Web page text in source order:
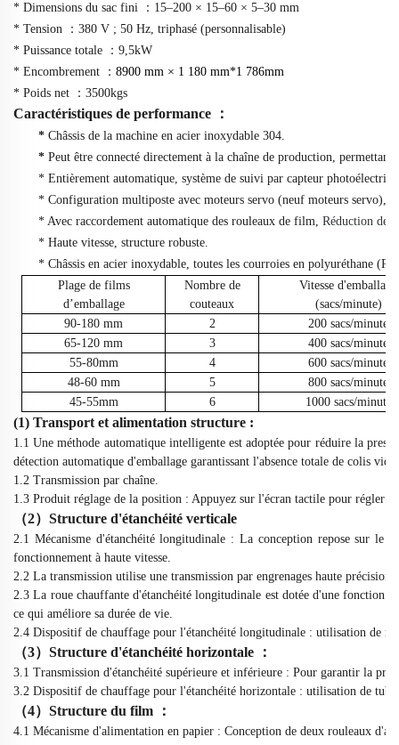
* Dimensions du sac fini
： 15–200 × 15–60 × 5–30 mm
* Tension
： 380 V ; 50 Hz, triphasé (personnalisable)
* Puissance totale
： 9,5kW
* Encombrement
： 8900 mm × 1 180 mm*1 786mm
* Poids net
： 3500kgs
Caractéristiques de performance ：
* Châssis de la machine en acier inoxydable 304.
* Peut être connecté directement à la chaîne de production,
* Entièrement automatique, système de suivi par capteur
* Configuration multiposte avec moteurs servo (neuf moteurs servo),
* Avec raccordement automatique des rouleaux de film, Réduction des
* Haute vitesse, structure robuste.
* Châssis en acier inoxydable, toutes les courroies en polyuréthane
Plage de films
d’emballage
Nombre de
couteaux
Vitesse d'emballage
(sacs/minute)
90-180 mm
2 200 sacs/minute
65-120 mm
3 400 sacs/minute
55-80mm
4 600 sacs/minute
48-60 mm
5 800 sacs/minute
45-55mm
6 1000 sacs/minute
(1) Transport et alimentation structure :
1.1Une méthode automatique intelligente est adoptée pour réduire la
détection automatique d'emballage garantissant l'absence totale de colis
1.2 Transmission par chaîne.
1.3 Produit réglage de la position : Appuyez sur l'écran tactile pour régler
（2） Structure d'étanchéité verticale
2.1 Mécanisme d'étanchéité longitudinale : La conception repose sur le
fonctionnement à haute vitesse.
2.2 La transmission utilise une transmission par engrenages haute précision
2.3 La roue chauffante d'étanchéité longitudinale est dotée d'une fonction
ce qui améliore sa durée de vie.
2.4 Dispositif de chauffage pour l'étanchéité longitudinale : utilisation de
（3） Structure d'étanchéité horizontale ：
3.1 Transmission d'étanchéité supérieure et inférieure : Pour garantir la
3.2 Dispositif de chauffage pour l'étanchéité horizontale : utilisation de
（4） Structure du film ：
4.1 Mécanisme d'alimentation en papier : Conception de deux rouleaux